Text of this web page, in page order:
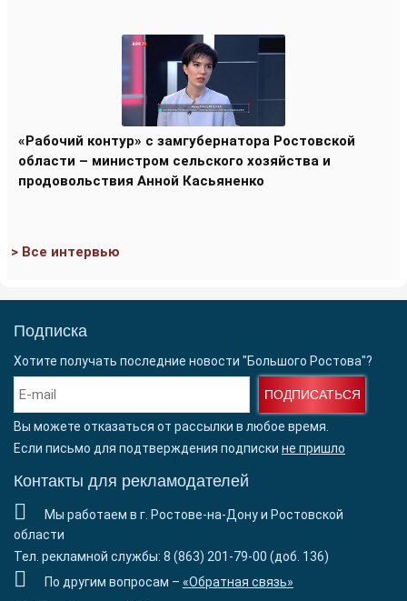
«Рабочий контур» с замгубернатора Ростовской
области – министром сельского хозяйства и
продовольствия Анной Касьяненко
> Все интервью
Подписка
Хотите получать последние новости "Большого Ростова"?
ПОДПИСАТЬСЯ
Вы можете отказаться от рассылки в любое время.
Если письмо для подтверждения подписки не пришло
Контакты для рекламодателей
Мы работаем в г. Ростове-на-Дону и Ростовской
области
Тел. рекламной службы: 8 (863) 201-79-00 (доб. 136)
По другим вопросам – «Обратная связь»